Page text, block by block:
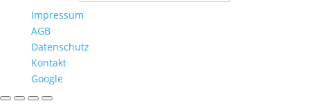
Impressum
AGB
Datenschutz
Kontakt
Google